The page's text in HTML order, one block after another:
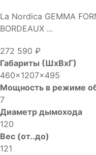
La Nordica GEMMA
BORDEAUX ...
272 590 ₽
Габариты (ШхВхГ)
460x1207x495
Мощность в режиме
7
Диаметр дымохода
120
Вес (от..до)
121